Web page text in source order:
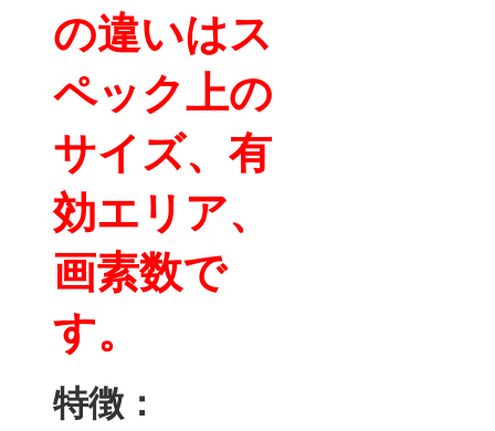
の違いはス
ペック上の
サイズ、有
効エリア、
画素数で
す。
特徴：